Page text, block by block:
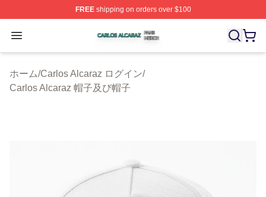
FREEshipping on orders over $100
Open menu
Carlos Alcaraz Shop ⚡️ Officially Licensed Carlos
ホーム/Carlos Alcaraz ログイン/
Carlos Alcaraz 帽子及び帽子